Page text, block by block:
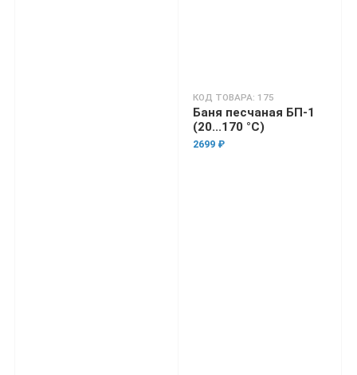
КОД ТОВАРА: 175
Баня песчаная БП-1
(20...170 °C)
2699 ₽